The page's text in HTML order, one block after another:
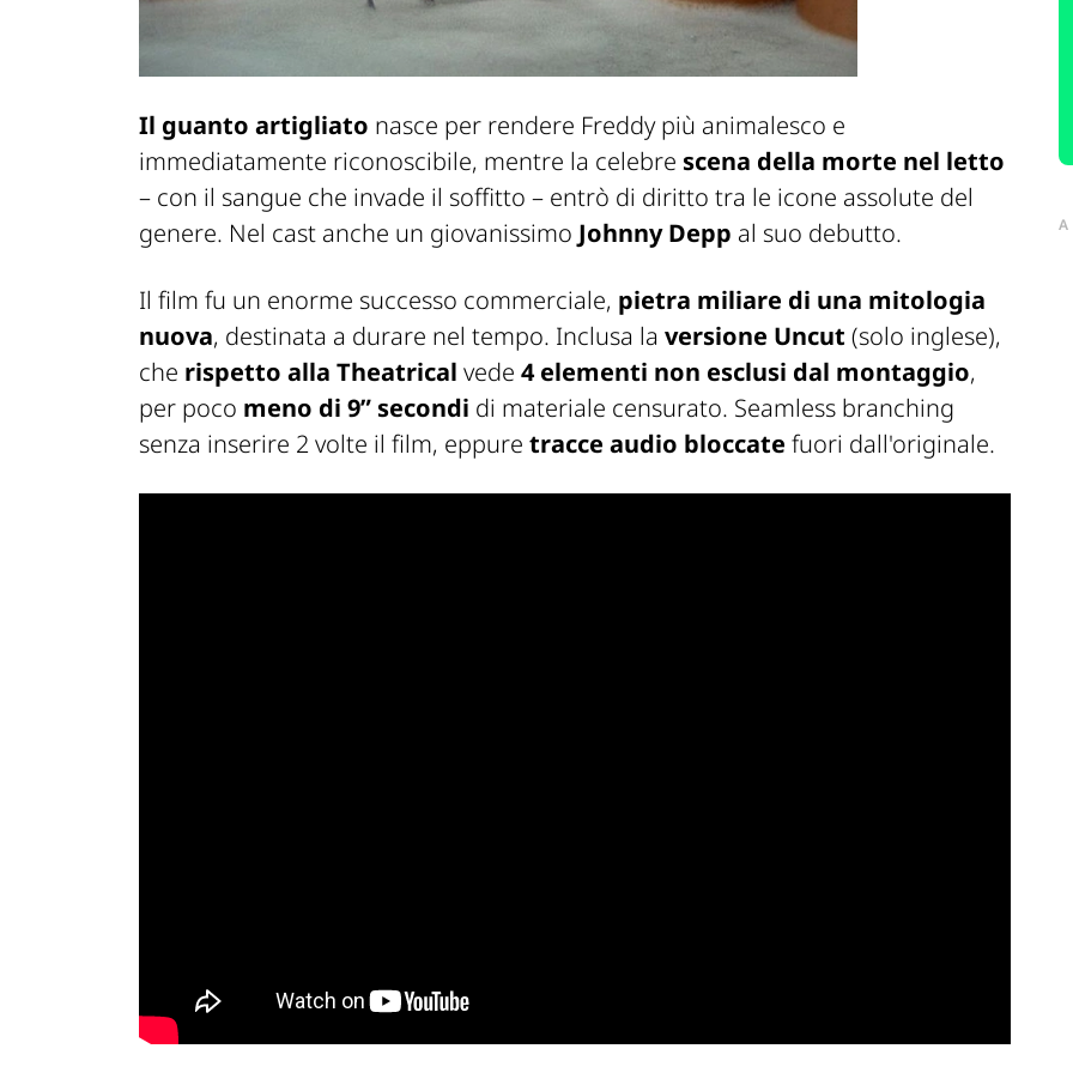
Il guanto artigliato nasce per rendere Freddy più animalesco e
immediatamente riconoscibile, mentre la celebre scena della morte nel letto
– con il sangue che invade il soffitto – entrò di diritto tra le icone assolute del
genere. Nel cast anche un giovanissimo Johnny Depp al suo debutto.
Il film fu un enorme successo commerciale, pietra miliare di una mitologia
nuova, destinata a durare nel tempo. Inclusa la versione Uncut (solo inglese),
che rispetto alla Theatrical vede 4 elementi non esclusi dal montaggio,
per poco meno di 9” secondi di materiale censurato. Seamless branching
senza inserire 2 volte il film, eppure tracce audio bloccate fuori dall'originale.